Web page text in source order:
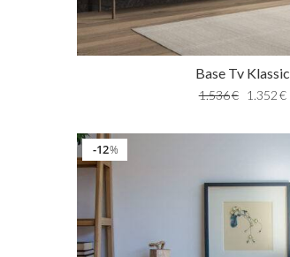
Base Tv Klassic
1.536€ 1.352€
%
12